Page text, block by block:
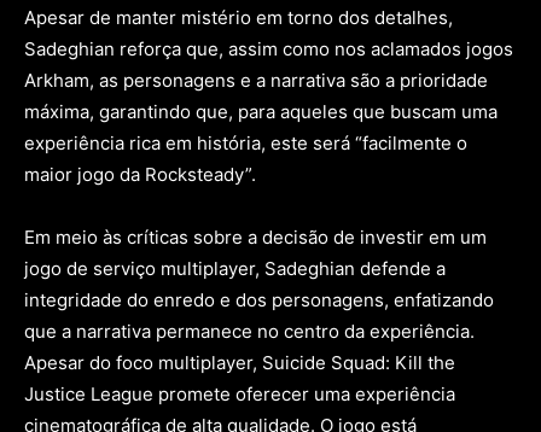
Apesar de manter mistério em torno dos detalhes,
Sadeghian reforça que, assim como nos aclamados jogos
Arkham, as personagens e a narrativa são a prioridade
máxima, garantindo que, para aqueles que buscam uma
experiência rica em história, este será “facilmente o
maior jogo da Rocksteady”.
Em meio às críticas sobre a decisão de investir em um
jogo de serviço multiplayer, Sadeghian defende a
integridade do enredo e dos personagens, enfatizando
que a narrativa permanece no centro da experiência.
Apesar do foco multiplayer, Suicide Squad: Kill the
Justice League promete oferecer uma experiência
cinematográfica de alta qualidade. O jogo está